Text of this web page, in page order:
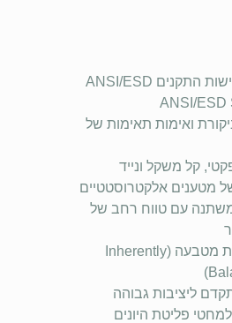
עמידה מלאה בדרישות התקנים ANSI/ESD
ואימות תאימות של
קל משקל ונייד
של מטענים אלקטרוסטטיים
עם טווח רחב של
תפוקת יונים מאוזנת מטבעה (Inherently
ליציבות גבוהה
למחטי פליטת היונים